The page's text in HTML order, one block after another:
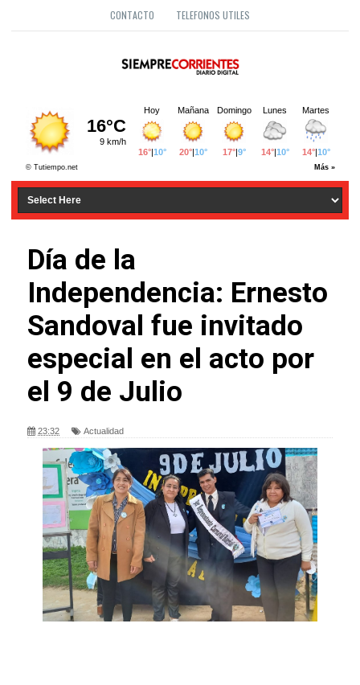
CONTACTO TELEFONOS UTILES
Día de la
Independencia: Ernesto
Sandoval fue invitado
especial en el acto por
el 9 de Julio
23:32 Actualidad